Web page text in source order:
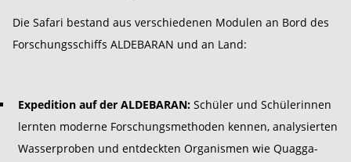
Die Safari bestand aus verschiedenen Modulen an Bord des
Forschungsschiffs ALDEBARAN und an Land:
Expedition auf der ALDEBARAN:Schüler und Schülerinnen
lernten moderne Forschungsmethoden kennen, analysierten
Wasserproben und entdeckten Organismen wie Quagga-